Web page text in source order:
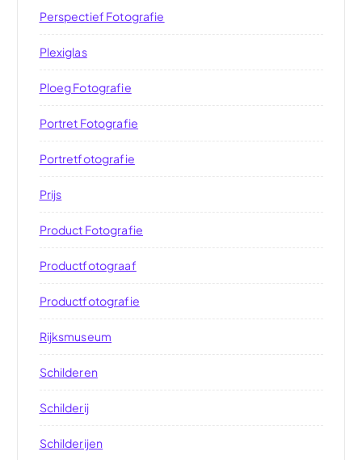
Perspectief Fotografie
Plexiglas
Ploeg Fotografie
Portret Fotografie
Portretfotografie
Prijs
Product Fotografie
Productfotograaf
Productfotografie
Rijksmuseum
Schilderen
Schilderij
Schilderijen